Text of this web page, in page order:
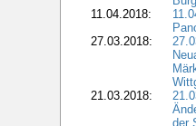
11.04.2018:
27.03.2018:
21.03.2018:
der